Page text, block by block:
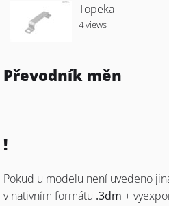
Topeka
4 views
Převodník měn
!
Pokud u modelu není uvedeno
v nativním formátu .3dm +